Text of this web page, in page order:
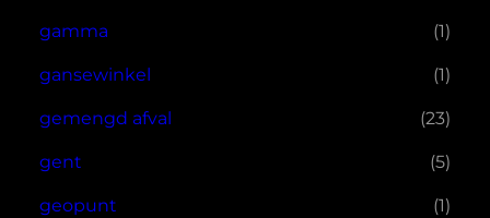
gamma (1)
gansewinkel (1)
gemengd afval (23)
gent (5)
geopunt (1)